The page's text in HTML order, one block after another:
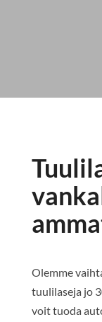
Olemme
tuulilaseja jo
voit tuoda